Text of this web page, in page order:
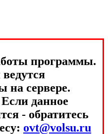
программы.
на сервере.
данное
- обратитесь
ovt@volsu.ru